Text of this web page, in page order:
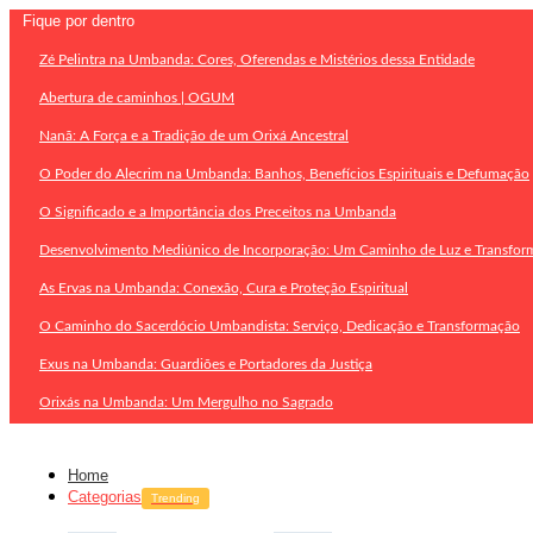
Fique por dentro
Zé Pelintra na Umbanda: Cores, Oferendas e Mistérios dessa Entidade
Abertura de caminhos | OGUM
Nanã: A Força e a Tradição de um Orixá Ancestral
O Poder do Alecrim na Umbanda: Banhos, Benefícios Espirituais e Defumação
O Significado e a Importância dos Preceitos na Umbanda
Desenvolvimento Mediúnico de Incorporação: Um Caminho de Luz e
As Ervas na Umbanda: Conexão, Cura e Proteção Espiritual
O Caminho do Sacerdócio Umbandista: Serviço, Dedicação e Transformação
Exus na Umbanda: Guardiões e Portadores da Justiça
Orixás na Umbanda: Um Mergulho no Sagrado
Home
Categorias
Trending